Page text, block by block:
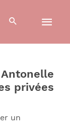
Antonelle
privées
un